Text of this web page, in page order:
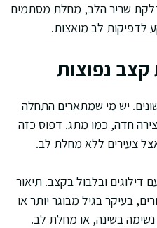
שריר הלב, מחלת מסתמים
לדפיקות לב מואצות.
נפוצות
יש מי שמתארים התחלה
חדה, כמו מתג. דפוס כזה
ובלבול בקצב. תיאור
בעיקר בגיל מבוגר יותר או
בשינה, או מחלת לב.